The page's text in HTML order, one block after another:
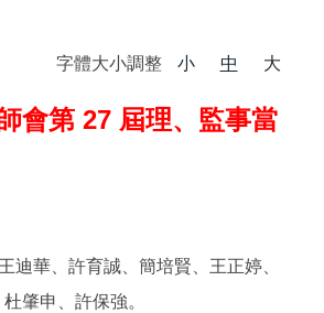
字體大小調整 小 中 大
會第 27 屆理、監事當
迪華、許育誠、簡培賢、王正婷、
肇申、許保強。